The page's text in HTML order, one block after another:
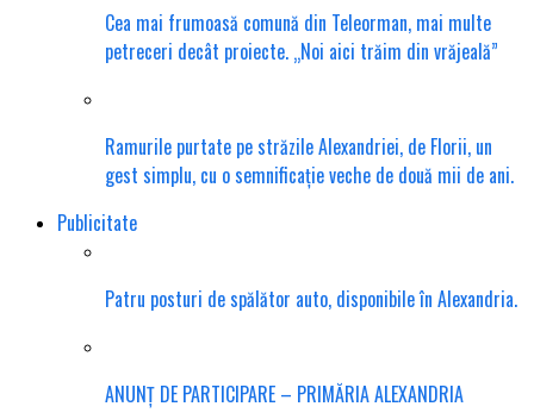
Cea mai frumoasă comună din Teleorman, mai multe
petreceri decât proiecte. „Noi aici trăim din vrăjeală”
Ramurile purtate pe străzile Alexandriei, de Florii, un
gest simplu, cu o semnificație veche de două mii de ani.
Publicitate
Patru posturi de spălător auto, disponibile în Alexandria.
ANUNȚ DE PARTICIPARE – PRIMĂRIA ALEXANDRIA